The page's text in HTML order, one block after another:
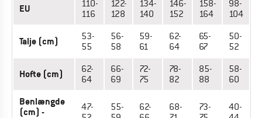
EU
110-
116
122-
128
134-
140
146-
152
158-
164
98-
104
Talje (cm)
53-
55
56-
58
59-
61
62-
64
65-
67
50-
52
Hofte (cm)
62-
64
66-
69
72-
75
78-
82
85-
88
58-
60
Benlængde
(cm) -
47-
55-
62-
68-
73-
40-